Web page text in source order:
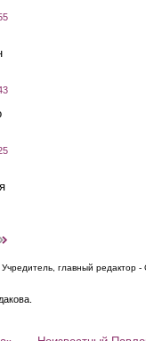
Учредитель, главный редактор